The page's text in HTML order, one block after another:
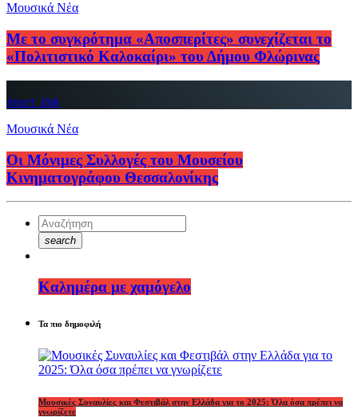
Μουσικά Νέα
Με το συγκρότημα «Αποσπερίτες» συνεχίζεται το
«Πολιτιστικό Καλοκαίρι» του Δήμου Φλώρινας
insert_link
Μουσικά Νέα
Οι Μόνιμες Συλλογές του Μουσείου
Κινηματογράφου Θεσσαλονίκης
search
Καλημέρα με χαμόγελο
Τα πιο δημοφιλή
Μουσικές Συναυλίες και Φεστιβάλ στην Ελλάδα για το 2025: Όλα όσα πρέπει να
γνωρίζετε